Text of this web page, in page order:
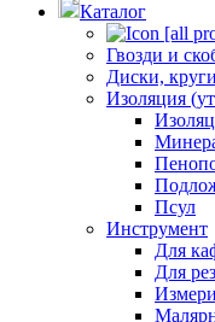
Каталог
Гвозди и
Диски, круги
Изоляция
Псул
Инструмент
Для
Для